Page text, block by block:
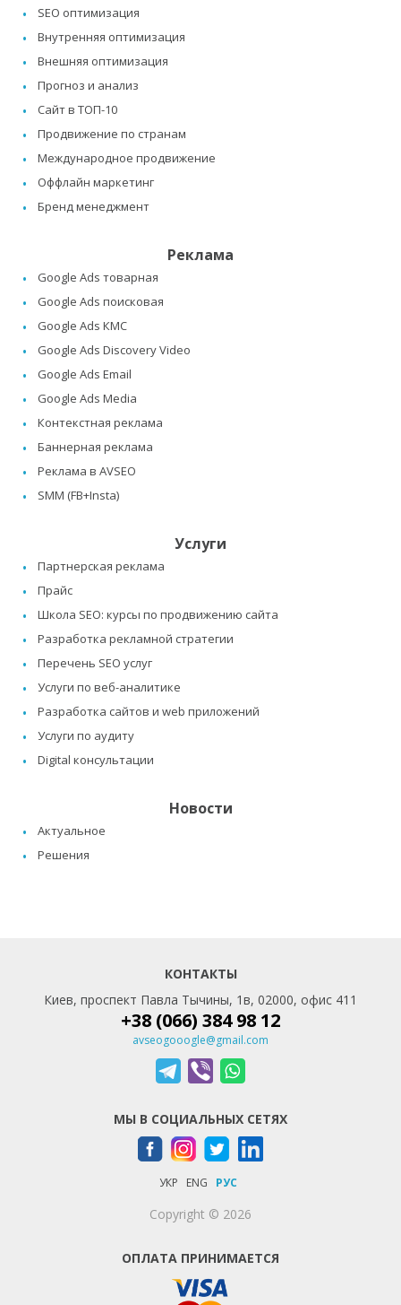
SEO оптимизация
Внутренняя оптимизация
Внешняя оптимизация
Прогноз и анализ
Сайт в ТОП-10
Продвижение по странам
Международное продвижение
Оффлайн маркетинг
Бренд менеджмент
Реклама
Google Ads товарная
Google Ads поисковая
Google Ads КМС
Google Ads Discovery Video
Google Ads Email
Google Ads Media
Контекстная реклама
Баннерная реклама
Реклама в AVSEO
SMM (FB+Insta)
Услуги
Партнерская реклама
Прайс
Школа SEO: курсы по продвижению сайта
Разработка рекламной стратегии
Перечень SEO услуг
Услуги по веб-аналитике
Разработка сайтов и web приложений
Услуги по аудиту
Digital консультации
Новости
Актуальное
Решения
КОНТАКТЫ
Киев, проспект Павла Тычины, 1в, 02000, офис 411
+38 (066) 384 98 12
avseogooogle@gmail.com
МЫ В СОЦИАЛЬНЫХ СЕТЯХ
УКР ENG РУС
Copyright © 2026
ОПЛАТА ПРИНИМАЕТСЯ